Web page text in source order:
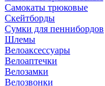
Самокаты трюковые
Скейтборды
Сумки для пеннибордов
Шлемы
Велоаксессуары
Велоаптечки
Велозамки
Велозвонки